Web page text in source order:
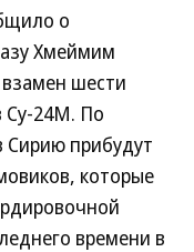
о
Хмеймим
шести
Су-24М. По
прибудут
которые
времени в